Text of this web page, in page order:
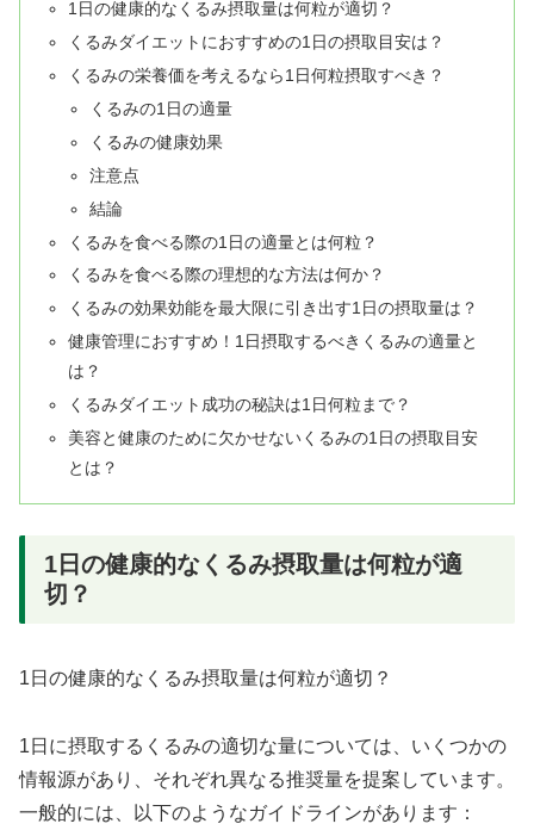
1日の健康的なくるみ摂取量は何粒が適切？
くるみダイエットにおすすめの1日の摂取目安は？
くるみの栄養価を考えるなら1日何粒摂取すべき？
くるみの1日の適量
くるみの健康効果
注意点
結論
くるみを食べる際の1日の適量とは何粒？
くるみを食べる際の理想的な方法は何か？
くるみの効果効能を最大限に引き出す1日の摂取量は？
健康管理におすすめ！1日摂取するべきくるみの適量と
は？
くるみダイエット成功の秘訣は1日何粒まで？
美容と健康のために欠かせないくるみの1日の摂取目安
とは？
1日の健康的なくるみ摂取量は何粒が適
切？
1日の健康的なくるみ摂取量は何粒が適切？
1日に摂取するくるみの適切な量については、いくつかの
情報源があり、それぞれ異なる推奨量を提案しています。
一般的には、以下のようなガイドラインがあります：